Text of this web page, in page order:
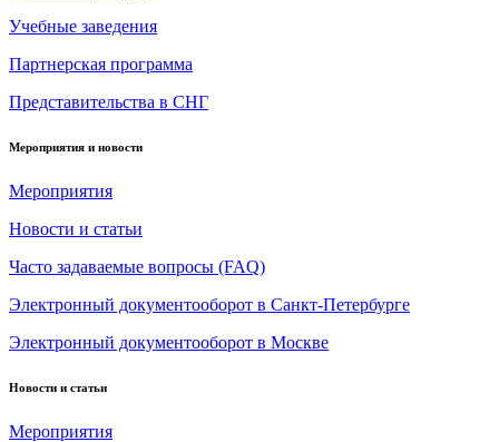
Учебные заведения
Партнерская программа
Представительства в СНГ
Мероприятия и новости
Мероприятия
Новости и статьи
Часто задаваемые вопросы (FAQ)
Электронный документооборот в Санкт-Петербурге
Электронный документооборот в Москве
Новости и статьи
Мероприятия